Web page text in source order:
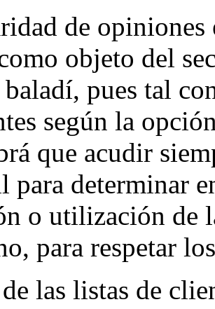
de opiniones
objeto del
pues tal
según la
que acudir
para determinar
o utilización de
para respetar
las listas de